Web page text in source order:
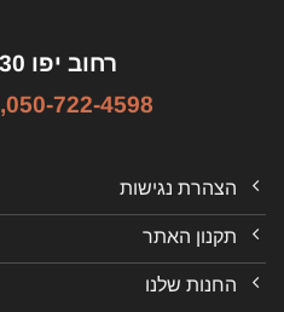
רחוב יפו 30 ירושלים
050-722-4598
,
הצהרת נגישות
תקנון האתר
החנות שלנו